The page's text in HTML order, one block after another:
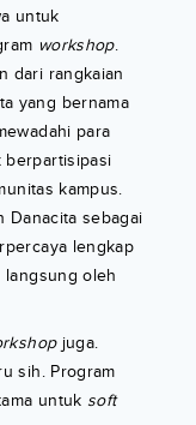
untuk
workshop.
dari rangkaian
yang bernama
para
berpartisipasi
kampus.
Danacita sebagai
lengkap
oleh
juga.
sih. Program
untuk soft